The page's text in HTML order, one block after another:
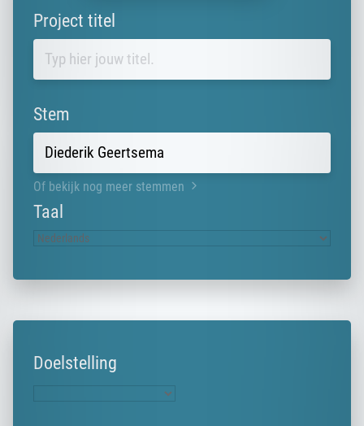
Project titel
Stem
Of bekijk nog meer stemmen
Taal
Doelstelling